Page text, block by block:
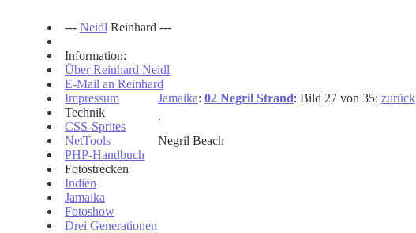
--- Neidl Reinhard ---
Information:
Über Reinhard Neidl
E-Mail an Reinhard
Impressum
Technik
CSS-Sprites
NetTools
PHP-Handbuch
Fotostrecken
Indien
Jamaika
Fotoshow
Drei Generationen
Jamaika: 02 Negril Strand: Bild 27 von 35: zurück
Negril Beach